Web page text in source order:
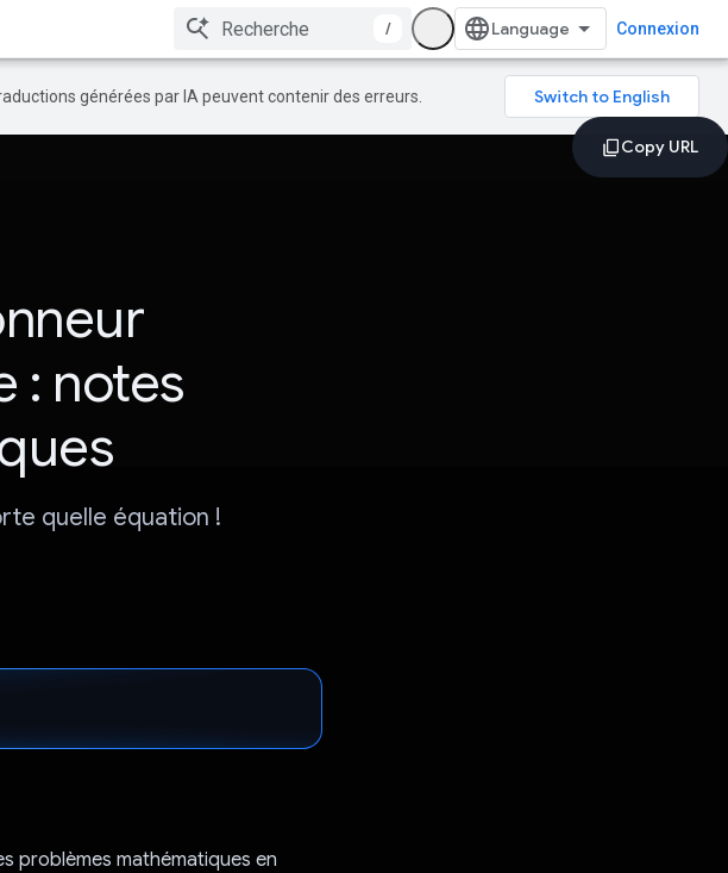
/ Connexion
générées par IA peuvent contenir des erreurs.
: notes
quelle équation !
problèmes mathématiques en